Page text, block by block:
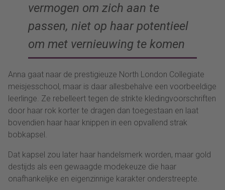
vermogen om zich aan te
passen, niet op haar potentieel
om met vernieuwing te komen
Anna gaat naar de prestigieuze North London Collegiate
meisjesschool, maar is daar allesbehalve een voorbeeldige
leerlinge. Ze rebelleert tegen de strikte kledingvoorschriften
door haar rok korter te dragen dan toegestaan en laat
bovendien haar haar knippen in een opvallend strak
bobkapsel.
Dat kapsel zou later haar handelsmerk worden, maar gold
destijds als een gewaagde modekeuze die haar
onafhankelijke en eigenzinnige karakter onderstreepte.